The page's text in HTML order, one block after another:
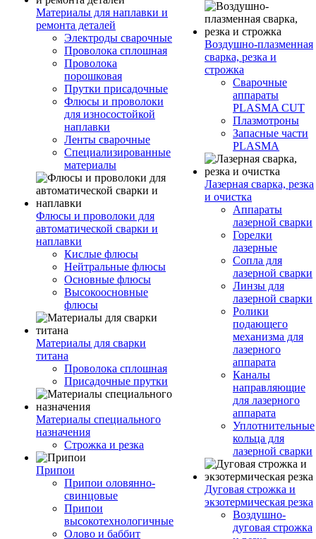
Материалы для наплавки и
ремонта деталей
Электроды сварочные
Проволока сплошная
Проволока
порошковая
Прутки присадочные
Флюсы и проволоки
для износостойкой
наплавки
Ленты сварочные
Специализированные
материалы
Флюсы и проволоки для
автоматической сварки и
наплавки
Кислые флюсы
Нейтральные флюсы
Основные флюсы
Высокоосновные
флюсы
Материалы для сварки
титана
Проволока сплошная
Присадочные прутки
Материалы специального
назначения
Строжка и резка
Припои
Припои оловянно-
свинцовые
Припои
высокотехнологичные
Олово и баббит
Воздушно-плазменная
сварка, резка и
строжка
Сварочные
аппараты
PLASMA CUT
Плазмотроны
Запасные части
PLASMA
Лазерная сварка, резка
и очистка
Аппараты
лазерной сварки
Горелки
лазерные
Сопла для
лазерной сварки
Линзы для
лазерной сварки
Ролики
подающего
механизма для
лазерного
аппарата
Каналы
направляющие
для лазерного
аппарата
Уплотнительные
кольца для
лазерной сварки
Дуговая строжка и
экзотермическая резка
Воздушно-
дуговая строжка